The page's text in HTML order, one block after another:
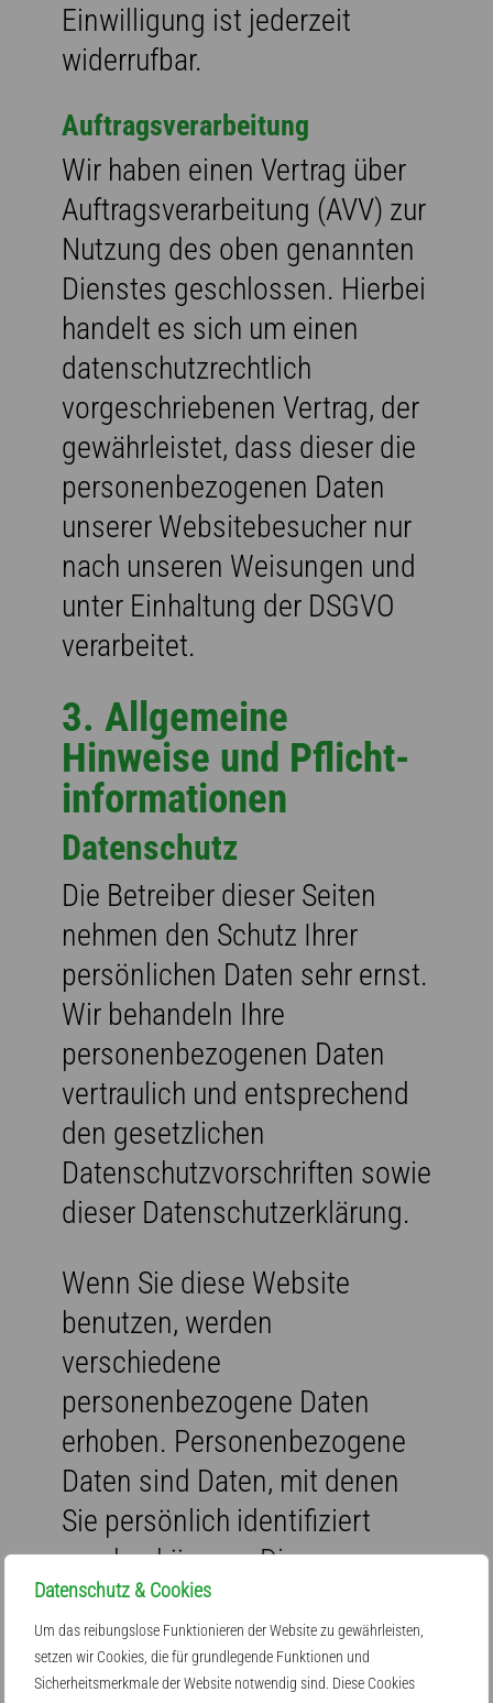
Datenschutz & Cookies
Um das reibungslose Funktionieren der Website zu gewährleisten,
setzen wir Cookies, die für grundlegende Funktionen und
Sicherheitsmerkmale der Website notwendig sind. Diese Cookies
Einwilligung ist jederzeit
widerrufbar.
Auftragsverarbeitung
Wir haben einen Vertrag über
Auftragsverarbeitung (AVV) zur
Nutzung des oben genannten
Dienstes geschlossen. Hierbei
handelt es sich um einen
datenschutzrechtlich
vorgeschriebenen Vertrag, der
gewährleistet, dass dieser die
personenbezogenen Daten
unserer Websitebesucher nur
nach unseren Weisungen und
unter Einhaltung der DSGVO
verarbeitet.
3. Allgemeine
Hinweise und Pflicht­
informationen
Datenschutz
Die Betreiber dieser Seiten
nehmen den Schutz Ihrer
persönlichen Daten sehr ernst.
Wir behandeln Ihre
personenbezogenen Daten
vertraulich und entsprechend
den gesetzlichen
Datenschutzvorschriften sowie
dieser Datenschutzerklärung.
Wenn Sie diese Website
benutzen, werden
verschiedene
personenbezogene Daten
erhoben. Personenbezogene
Daten sind Daten, mit denen
Sie persönlich identifiziert
werden können. Die
vorliegende
Datenschutzerklärung
erläutert, welche Daten wir